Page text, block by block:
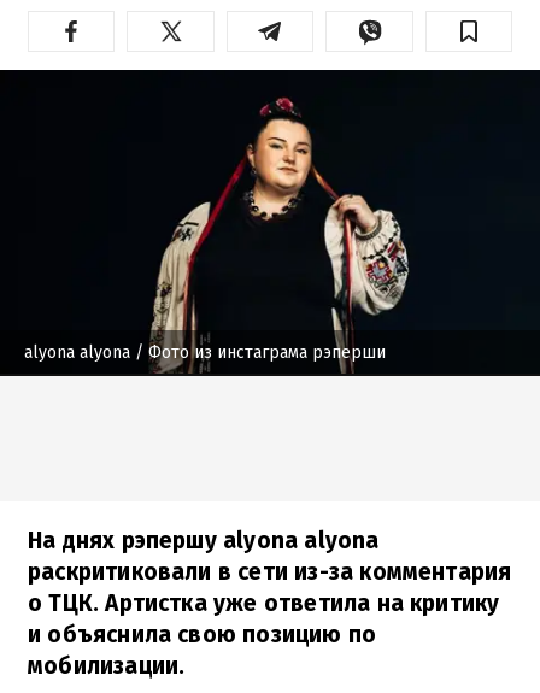
alyona alyona / Фото из инстаграма рэперши
На днях рэпершу alyona alyona
раскритиковали в сети из-за комментария
о ТЦК. Артистка уже ответила на критику
и объяснила свою позицию по
мобилизации.